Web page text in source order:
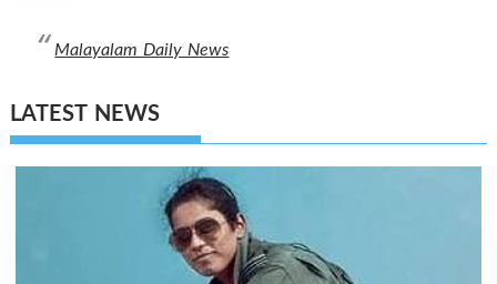
Malayalam Daily News
LATEST NEWS